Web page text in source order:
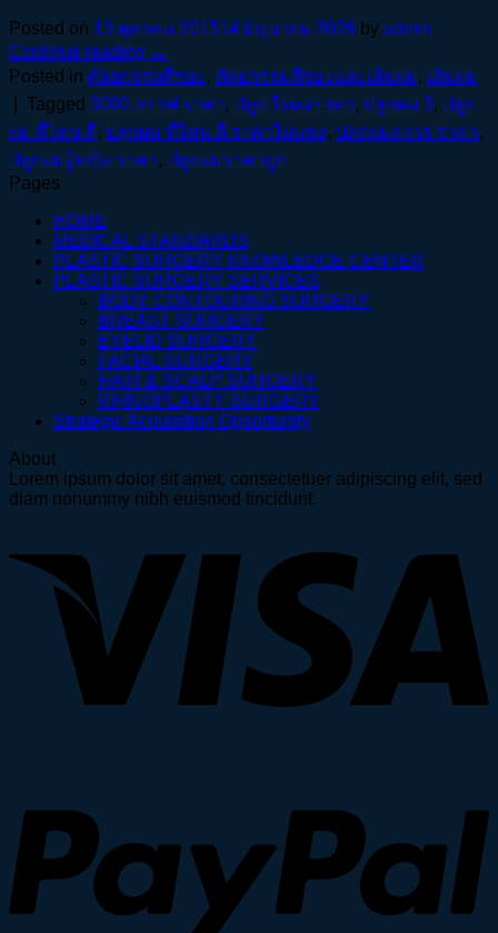
Posted on 13 ตุลาคม 201514 มิถุนายน 2026 by admin
Continue reading →
Posted in ศัลยกรรมศีรษะ, ศัลยกรรมศีรษะและเส้นผม, เส้นผม
Tagged 3000 กราฟ ราคา, ปลูก ไรผมราคา, ปลูกผม 3, ปลูก
ผม ที่ไหน ดี, ปลูกผม ที่ไหน ดี ราคาไม่แพง, ปลูกผมถาวร ราคา,
ปลูกผมผู้หญิง ราคา, ปลูกผมราคาถูก
Pages
HOME
MEDICAL STANDARDS
PLASTIC SURGERY KNOWLEDGE CENTER
PLASTIC SURGERY SERVICES
BODY CONTOURING SURGERY
BREAST SURGERY
EYELID SURGERY
FACIAL SURGERY
HAIR & SCALP SURGERY
RHINOPLASTY SURGERY
Strategic Acquisition Opportunity
About
Lorem ipsum dolor sit amet, consectetuer adipiscing elit, sed
diam nonummy nibh euismod tincidunt.